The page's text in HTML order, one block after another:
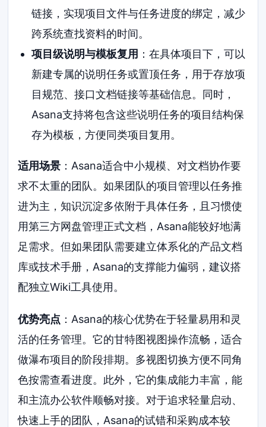
链接，实现项目文件与任务进度的绑定，减少
跨系统查找资料的时间。
项目级说明与模板复用 ：在具体项目下，可以
新建专属的说明任务或置顶任务，用于存放项
目规范、接口文档链接等基础信息。同时，
Asana支持将包含这些说明任务的项目结构保
存为模板，方便同类项目复用。
适用场景 ：Asana适合中小规模、对文档协作要
求不太重的团队。如果团队的项目管理以任务推
进为主，知识沉淀多依附于具体任务，且习惯使
用第三方网盘管理正式文档，Asana能较好地满
足需求。但如果团队需要建立体系化的产品文档
库或技术手册，Asana的支撑能力偏弱，建议搭
配独立Wiki工具使用。
优势亮点 ：Asana的核心优势在于轻量易用和灵
活的任务管理。它的甘特图视图操作流畅，适合
做瀑布项目的阶段排期。多视图切换方便不同角
色按需查看进度。此外，它的集成能力丰富，能
和主流办公软件顺畅对接。对于追求轻量启动、
快速上手的团队，Asana的试错和采购成本较